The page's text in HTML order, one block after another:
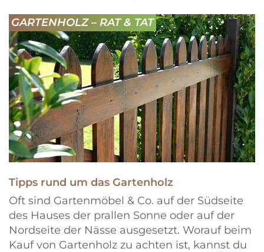
GARTENHOLZ – RAT & TAT
Tipps rund um das Gartenholz
Oft sind Gartenmöbel & Co. auf der Südseite
des Hauses der prallen Sonne oder auf der
Nordseite der Nässe ausgesetzt. Worauf beim
Kauf von Gartenholz zu achten ist, kannst du